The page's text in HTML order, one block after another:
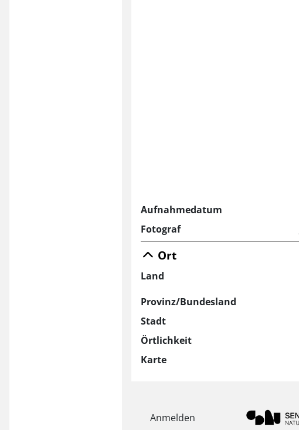
Aufnahmedatum
Fotograf
Ort
Land
Provinz/Bundesland
Stadt
Örtlichkeit
Karte
Anmelden